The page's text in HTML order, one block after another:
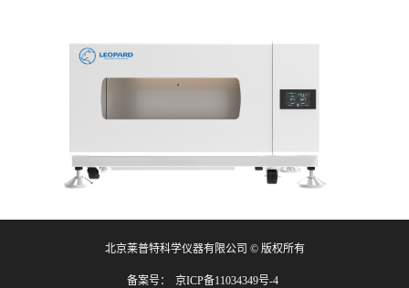
北京莱普特科学仪器有限公司 © 版权所有
备案号： 京ICP备11034349号-4